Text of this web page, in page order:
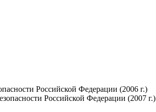
Российской Федерации (2006 г.)
Российской Федерации (2007 г.)